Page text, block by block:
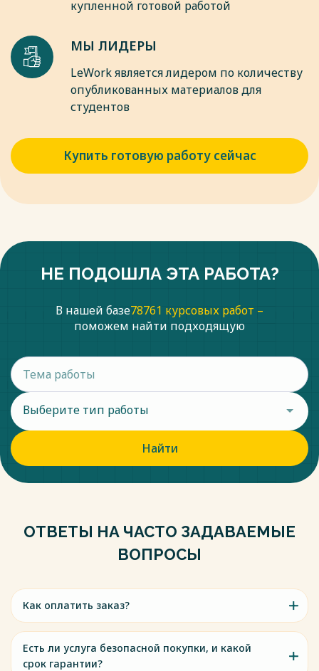
купленной готовой работой
МЫ ЛИДЕРЫ
LeWork является лидером по количеству
опубликованных материалов для
студентов
Купить готовую работу сейчас
НЕ ПОДОШЛА ЭТА РАБОТА?
В нашей базе78761 курсовых работ –
поможем найти подходящую
Выберите тип работы
Найти
ОТВЕТЫ НА ЧАСТО ЗАДАВАЕМЫЕ
ВОПРОСЫ
Как оплатить заказ?
Есть ли услуга безопасной покупки, и какой
срок гарантии?